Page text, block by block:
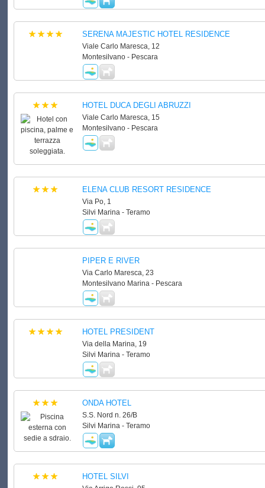
SERENA MAJESTIC HOTEL RESIDENCE
Viale Carlo Maresca, 12
Montesilvano - Pescara
HOTEL DUCA DEGLI ABRUZZI
Viale Carlo Maresca, 15
Montesilvano - Pescara
ELENA CLUB RESORT RESIDENCE
Via Po, 1
Silvi Marina - Teramo
PIPER E RIVER
Via Carlo Maresca, 23
Montesilvano Marina - Pescara
HOTEL PRESIDENT
Via della Marina, 19
Silvi Marina - Teramo
ONDA HOTEL
S.S. Nord n. 26/B
Silvi Marina - Teramo
HOTEL SILVI